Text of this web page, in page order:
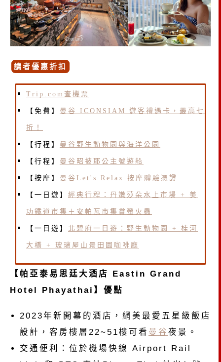
讀者優惠折扣
Trip.com查機票
【免費】 曼谷 ICONSIAM 遊客禮遇卡，最高七
折！
【行程】 曼谷野生動物園與海洋公園
【行程】 曼谷昭披耶公主號遊船
【按摩】 曼谷Let's Relax 按摩體驗憑證
【一日遊】 經典行程：丹嫩莎朵水上市場 + 美
功鐵道市集＋安帕瓦市集賞螢火蟲
【一日遊】 北碧府一日遊：野生動物園 + 桂河
大橋 + 玻璃屋山景田園咖啡廳
【帕亞泰易思廷大酒店 Eastin Grand
Hotel Phayathai】優點
2023年新開幕的酒店，網美最愛五星級飯店
設計，客房樓層22~51樓可看 曼谷 夜景。
交通便利：位於機場快線 Airport Rail